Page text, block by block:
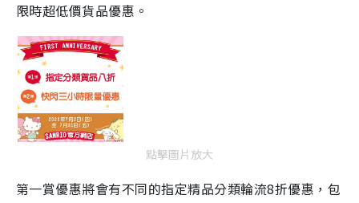
限時超低價貨品優惠。
點擊圖片放大
第一賞優惠將會有不同的指定精品分類輪流8折優惠，包